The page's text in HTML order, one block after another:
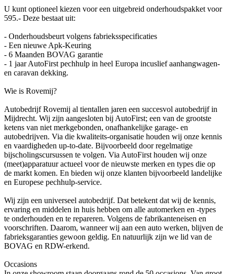
U kunt optioneel kiezen voor een uitgebreid onderhoudspakket voor
595.- Deze bestaat uit:
- Onderhoudsbeurt volgens fabrieksspecificaties
- Een nieuwe Apk-Keuring
- 6 Maanden BOVAG garantie
- 1 jaar AutoFirst pechhulp in heel Europa incuslief aanhangwagen-
en caravan dekking.
Wie is Rovemij?
Autobedrijf Rovemij al tientallen jaren een succesvol autobedrijf in
Mijdrecht. Wij zijn aangesloten bij AutoFirst; een van de grootste
ketens van niet merkgebonden, onafhankelijke garage- en
autobedrijven. Via die kwaliteits-organisatie houden wij onze kennis
en vaardigheden up-to-date. Bijvoorbeeld door regelmatige
bijscholingscursussen te volgen. Via AutoFirst houden wij onze
(meet)apparatuur actueel voor de nieuwste merken en types die op
de markt komen. En bieden wij onze klanten bijvoorbeeld landelijke
en Europese pechhulp-service.
Wij zijn een universeel autobedrijf. Dat betekent dat wij de kennis,
ervaring en middelen in huis hebben om alle automerken en -types
te onderhouden en te repareren. Volgens de fabrikanteneisen en
voorschriften. Daarom, wanneer wij aan een auto werken, blijven de
fabrieksgaranties gewoon geldig. En natuurlijk zijn we lid van de
BOVAG en RDW-erkend.
Occasions